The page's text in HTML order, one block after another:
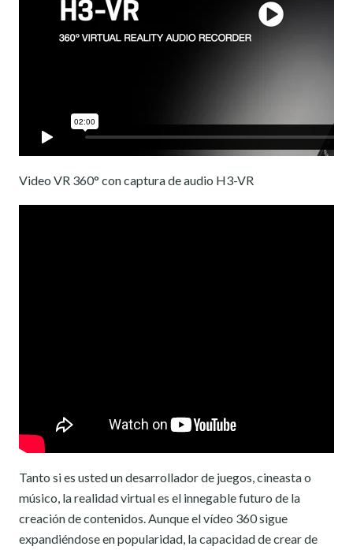
Video VR 360° con captura de audio H3-VR
Tanto si es usted un desarrollador de juegos, cineasta o
músico, la realidad virtual es el innegable futuro de la
creación de contenidos. Aunque el vídeo 360 sigue
expandiéndose en popularidad, la capacidad de crear de